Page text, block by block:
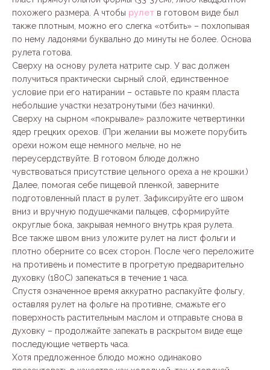
похожего размера. А чтобы рулет в готовом виде был
также плотным, можно его слегка «отбить» – похлопывая
по нему ладонями буквально до минуты не более. Основа
рулета готова.
Сверху на основу рулета натрите сыр. У вас должен
получиться практически сырный слой, единственное
условие при его натирании – оставьте по краям пласта
небольшие участки незатронутыми (без начинки).
Сверху на сырном «покрывале» разложите четвертинки
ядер грецких орехов. (При желании вы можете порубить
орехи ножом еще немного мельче, но не
переусердствуйте. В готовом блюде должно
чувствоваться присутствие цельного ореха а не крошки.)
Далее, помогая себе пищевой пленкой, заверните
подготовленный пласт в рулет. Зафиксируйте его швом
вниз и вручную подушечками пальцев, сформируйте
округлые бока, закрывая немного внутрь края рулета.
Все также швом вниз уложите рулет на лист фольги и
плотно оберните со всех сторон. После чего переложите
на противень и поместите в прогретую предварительно
духовку (180С) запекаться в течение 1 часа.
Спустя означенное время аккуратно распакуйте фольгу,
оставляя рулет на фольге на противне, смажьте его
поверхность растительным маслом и отправьте снова в
духовку – продолжайте запекать в раскрытом виде еще
последующие четверть часа.
Хотя предложенное блюдо можно одинаково